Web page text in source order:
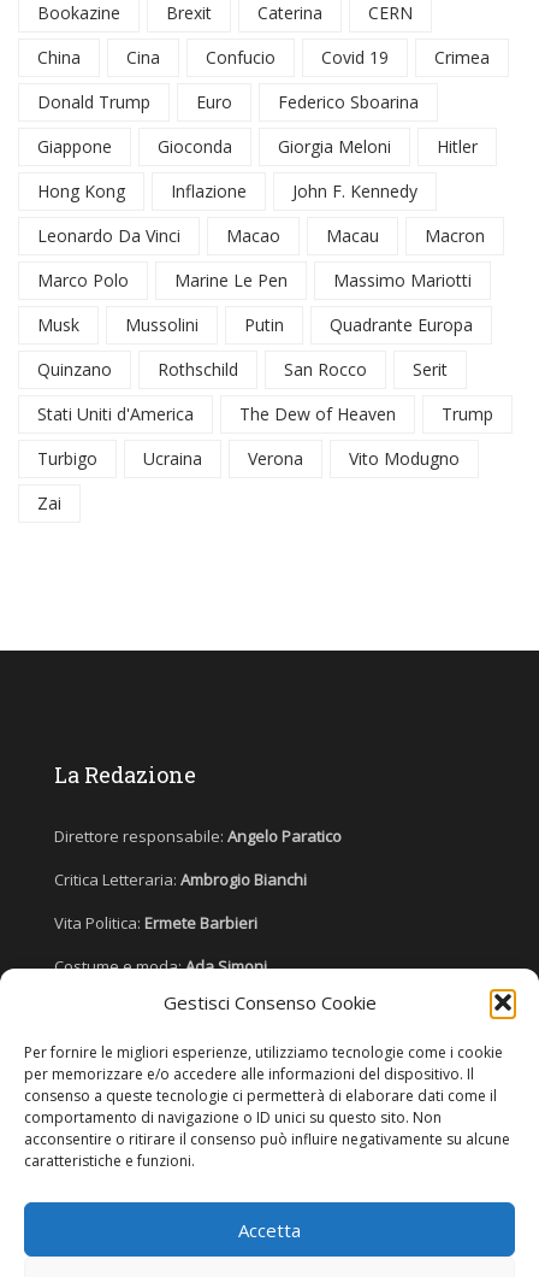
Gestisci Consenso Cookie
Per fornire le migliori esperienze, utilizziamo tecnologie come i cookie
per memorizzare e/o accedere alle informazioni del dispositivo. Il
consenso a queste tecnologie ci permetterà di elaborare dati come il
comportamento di navigazione o ID unici su questo sito. Non
acconsentire o ritirare il consenso può influire negativamente su alcune
caratteristiche e funzioni.
Accetta
Bookazine
Brexit Caterina
CERN
China
Cina Confucio Covid 19
Crimea
Donald Trump
Euro
Federico Sboarina
Giappone
Gioconda Giorgia Meloni
Hitler
Hong Kong
Inflazione
John F. Kennedy
Leonardo Da Vinci
Macao Macau
Macron
Marco Polo
Marine Le Pen
Massimo Mariotti
Musk
Mussolini Putin
Quadrante Europa
Quinzano
Rothschild San Rocco
Serit
Stati Uniti d'America
The Dew of Heaven
Trump
Turbigo
Ucraina Verona
Vito Modugno
Zai
La Redazione
Direttore responsabile: Angelo Paratico
Critica Letteraria: Ambrogio Bianchi
Vita Politica: Ermete Barbieri
Costume e moda:Ada Simoni
Copyright © 2022 Giornale Cangrande. Tutti i diritti sono riservati.